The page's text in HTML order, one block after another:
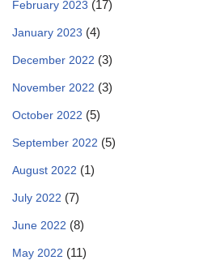
February 2023 (17)
January 2023 (4)
December 2022 (3)
November 2022 (3)
October 2022 (5)
September 2022 (5)
August 2022 (1)
July 2022 (7)
June 2022 (8)
May 2022 (11)